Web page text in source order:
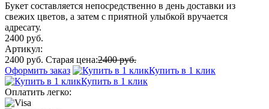
Букет составляется непосредственно в день доставки из
свежих цветов, а затем с приятной улыбкой вручается
адресату.
2400 руб.
Артикул:
2400 руб. Старая цена:2400 руб.
Оформить заказ
Купить в 1 клик
Купить в 1 клик
Оплатить легко: